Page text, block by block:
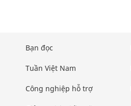
Bạn đọc
Tuần Việt Nam
Công nghiệp hỗ trợ